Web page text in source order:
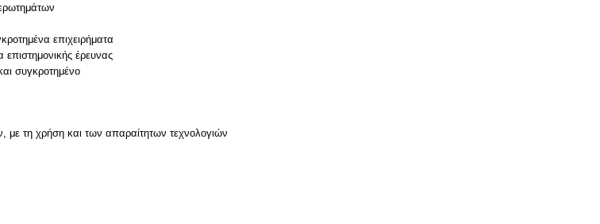
επιχειρήματα
έρευνας
τη χρήση και των απαραίτητων τεχνολογιών